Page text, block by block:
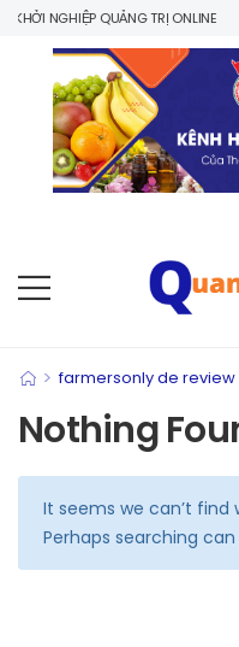
NGHIỆP QUẢNG TRỊ ONLINE
> farmersonly de review
Nothing
It seems we can’t find
Perhaps searching can